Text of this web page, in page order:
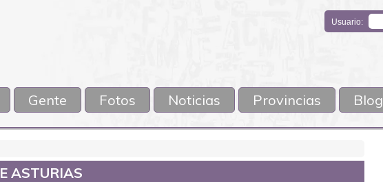
Usuario:
Gente Fotos Noticias Provincias Blog
ASTURIAS